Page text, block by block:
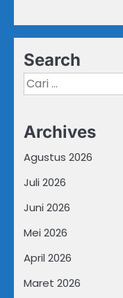
Search
Cari
untuk:
Archives
Agustus 2026
Juli 2026
Juni 2026
Mei 2026
April 2026
Maret 2026